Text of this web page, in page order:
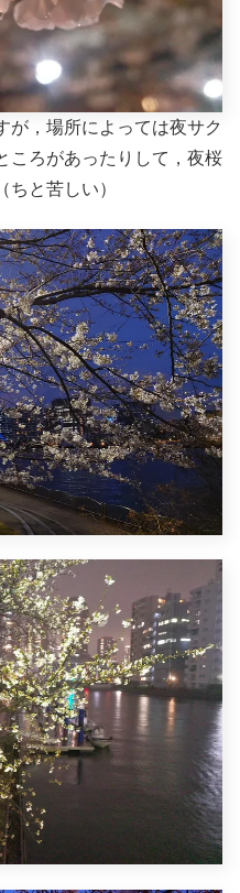
が，場所によっては夜サク
ころがあったりして，夜桜
ちと苦しい）